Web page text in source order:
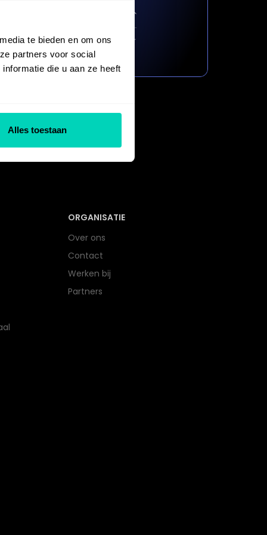
te bieden en om ons
partners voor social
die u aan ze heeft
Alles toestaan
ORGANISATIE
Over ons
Contact
Werken bij
Partners